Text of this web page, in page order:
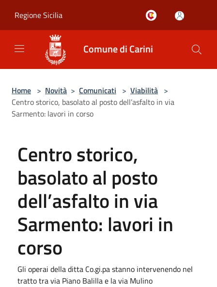
Regione Sicilia
Comune di Carini
Home > Novità > Comunicati > Viabilità >
Centro storico, basolato al posto dell’asfalto in via
Sarmento: lavori in corso
Centro storico,
basolato al posto
dell’asfalto in via
Sarmento: lavori in
corso
Gli operai della ditta Co.gi.pa stanno intervenendo nel
tratto tra via Piano Balilla e la via Mulino